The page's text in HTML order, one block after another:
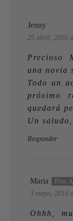
Jenny
25 abril, 2016
Precioso
una novia
Todo un
próximo
quedará
Un saludo,
Responder
Maria
3 mayo, 2016
Ohhh,